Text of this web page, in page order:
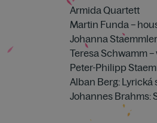
Armida Quartett
Martin Funda –
Johanna
Teresa Schwamm –
Peter-Philipp
Alban Berg: Lyrická
Johannes Brahms: